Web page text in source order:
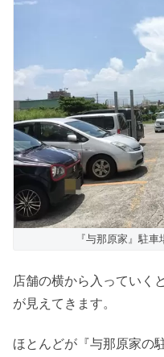
『与那原家』駐
店舗の横から入っていく
が見えてきます。
ほとんどが『与那原家の